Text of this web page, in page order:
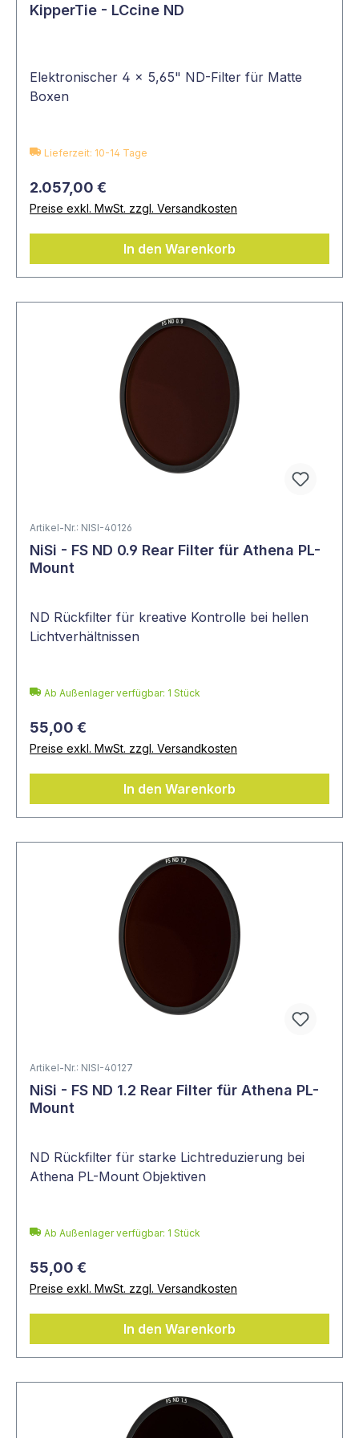
Diese Filter helfen, direkt beim Fotografieren
oder Filmen eine
kreative Projekte, bei denen Individualität und
Stil im Vordergrund stehen.
Polarisationsfilter – Farbtiefe
Polarisationsfilter (Polfilter) reduzieren
Reflexionen auf nichtmetallischen
Oberflächen und erhöhen Kontraste sowie
Grün hervorzuheben.
Mit dieser Kombination aus Effekt-, ND- und
Polfiltern sind Sie bestens gerüstet, um Ihre
kreative Vision umzusetzen – ob bei Foto-
oder Videoaufnahmen.
KipperTie - LCcine ND
Elektronischer 4 x 5,65" ND-Filter für Matte
Boxen
Lieferzeit: 10-14 Tage
2.057,00 €
Preise exkl. MwSt. zzgl. Versandkosten
In den Warenkorb
Artikel-Nr.: NISI-40126
NiSi - FS ND 0.9 Rear Filter für Athena PL-
Mount
ND Rückfilter für kreative Kontrolle bei hellen
Lichtverhältnissen
Ab Außenlager verfügbar: 1 Stück
55,00 €
Preise exkl. MwSt. zzgl. Versandkosten
In den Warenkorb
Artikel-Nr.: NISI-40127
NiSi - FS ND 1.2 Rear Filter für Athena PL-
Mount
ND Rückfilter für starke Lichtreduzierung bei
Athena PL-Mount Objektiven
Ab Außenlager verfügbar: 1 Stück
55,00 €
Preise exkl. MwSt. zzgl. Versandkosten
In den Warenkorb